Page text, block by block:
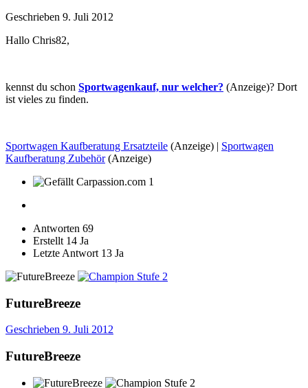
Geschrieben 9. Juli 2012
Hallo Chris82,
kennst du schon Sportwagenkauf, nur welcher? (Anzeige)? Dort
ist vieles zu finden.
Sportwagen Kaufberatung Ersatzteile (Anzeige) | Sportwagen
Kaufberatung Zubehör(Anzeige)
1
Antworten 69
Erstellt 14 Ja
Letzte Antwort 13 Ja
FutureBreeze
Geschrieben 9. Juli 2012
FutureBreeze